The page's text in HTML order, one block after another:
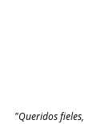
"Queridos fieles,